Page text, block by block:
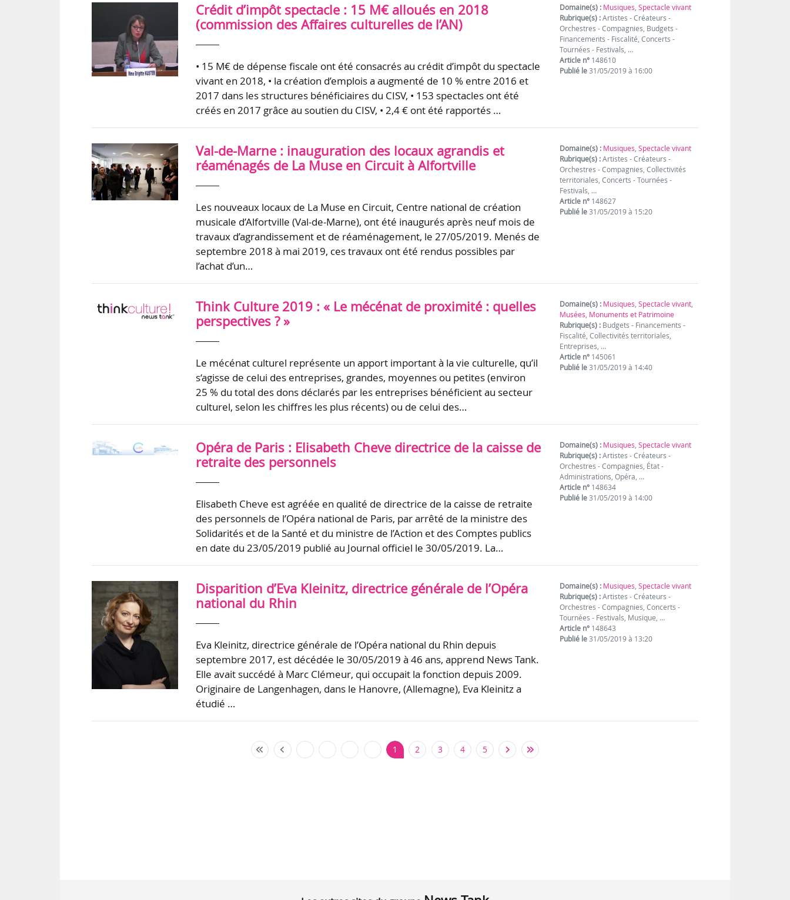
Crédit d’impôt spectacle : 15 M€ alloués en 2018
(commission des Affaires culturelles de l’AN)
• 15 M€ de dépense fiscale ont été consacrés au crédit d’impôt du spectacle
vivant en 2018, • la création d’emplois a augmenté de 10 % entre 2016 et
2017 dans les structures bénéficiaires du CISV, • 153 spectacles ont été
créés en 2017 grâce au soutien du CISV, • 2,4 € ont été rapportés …
Domaine(s) : Musiques,Spectacle vivant
Rubrique(s) :Artistes - Créateurs -
Orchestres - Compagnies, Budgets -
Financements - Fiscalité, Concerts -
Tournées - Festivals, …
Article n° 148610
Publié le31/05/2019 à 16:00
Val-de-Marne : inauguration des locaux agrandis et
réaménagés de La Muse en Circuit à Alfortville
Les nouveaux locaux de La Muse en Circuit, Centre national de création
musicale d’Alfortville (Val-de-Marne), ont été inaugurés après neuf mois de
travaux d’agrandissement et de réaménagement, le 27/05/2019. Menés de
septembre 2018 à mai 2019, ces travaux ont été rendus possibles par
l’achat d’un…
Domaine(s) : Musiques,Spectacle vivant
Rubrique(s) :Artistes - Créateurs -
Orchestres - Compagnies, Collectivités
territoriales, Concerts - Tournées -
Festivals, …
Article n° 148627
Publié le31/05/2019 à 15:20
Think Culture 2019 : « Le mécénat de proximité : quelles
perspectives ? »
Le mécénat culturel représente un apport important à la vie culturelle, qu’il
s‘agisse de celui des entreprises, grandes, moyennes ou petites (environ
25 % du total des dons déclarés par les entreprises bénéficient au secteur
culturel, selon les chiffres les plus récents) ou de celui des…
Domaine(s) : Musiques,Spectacle vivant,
Musées, Monuments et Patrimoine
Rubrique(s) : Budgets - Financements -
Fiscalité, Collectivités territoriales,
Entreprises, …
Article n° 145061
Publié le31/05/2019 à 14:40
Opéra de Paris : Elisabeth Cheve directrice de la caisse de
retraite des personnels
Elisabeth Cheve est agréée en qualité de directrice de la caisse de retraite
des personnels de l’Opéra national de Paris, par arrêté de la ministre des
Solidarités et de la Santé et du ministre de l’Action et des Comptes publics
en date du 23/05/2019 publié au Journal officiel le 30/05/2019. La…
Domaine(s) : Musiques,Spectacle vivant
Rubrique(s) :Artistes - Créateurs -
Orchestres - Compagnies, État -
Administrations, Opéra, …
Article n° 148634
Publié le31/05/2019 à 14:00
Disparition d’Eva Kleinitz, directrice générale de l’Opéra
national du Rhin
Eva Kleinitz, directrice générale de l’Opéra national du Rhin depuis
septembre 2017, est décédée le 30/05/2019 à 46 ans, apprend News Tank.
Elle avait succédé à Marc Clémeur, qui occupait la fonction depuis 2009.
Originaire de Langenhagen, dans le Hanovre, (Allemagne), Eva Kleinitz a
étudié …
Domaine(s) : Musiques,Spectacle vivant
Rubrique(s) :Artistes - Créateurs -
Orchestres - Compagnies, Concerts -
Tournées - Festivals, Musique, …
Article n° 148643
Publié le31/05/2019 à 13:20
1 2 3 4 5